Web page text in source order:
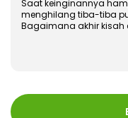
Saat keinginannya
menghilang tiba-tiba
Bagaimana akhir kisah
ISBN :